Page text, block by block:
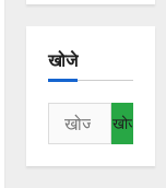
खोजे
निम्न
को
खोजें: